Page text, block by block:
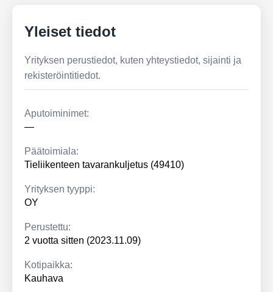
Yleiset tiedot
Yrityksen perustiedot, kuten yhteystiedot, sijainti ja
rekisteröintitiedot.
Aputoiminimet:
—
Päätoimiala:
Tieliikenteen tavarankuljetus (49410)
Yrityksen tyyppi:
OY
Perustettu:
2 vuotta sitten (2023.11.09)
Kotipaikka:
Kauhava